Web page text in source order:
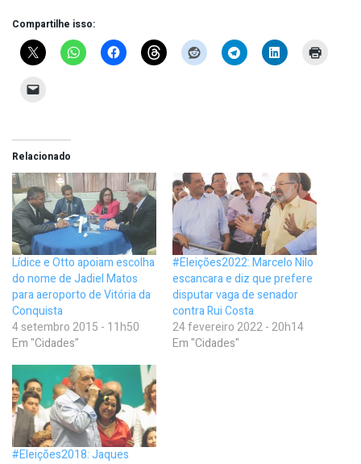
Compartilhe isso:
Relacionado
Lídice e Otto apoiam escolha
do nome de Jadiel Matos
para aeroporto de Vitória da
Conquista
4 setembro 2015 - 11h50
Em "Cidades"
#Eleições2022: Marcelo Nilo
escancara e diz que prefere
disputar vaga de senador
contra Rui Costa
24 fevereiro 2022 - 20h14
Em "Cidades"
#Eleições2018: Jaques